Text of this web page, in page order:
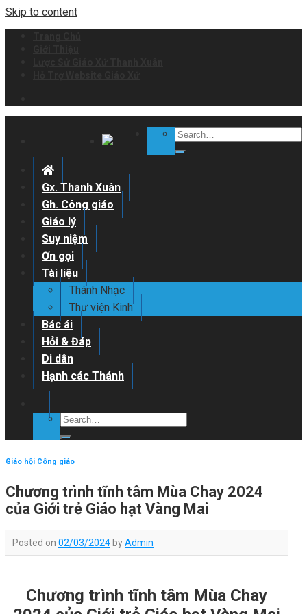
Skip to content
Gx. Thanh Xuân
Gh. Công giáo
Giáo lý
Suy niệm
Ơn gọi
Tài liệu
Thánh Nhạc
Thư viện Kinh
Bác ái
Hỏi & Đáp
Di dân
Hạnh các Thánh
Giáo hội Công giáo
Chương trình tĩnh tâm Mùa Chay 2024
của Giới trẻ Giáo hạt Vàng Mai
Posted on 02/03/2024 byAdmin
Chương trình tĩnh tâm Mùa Chay